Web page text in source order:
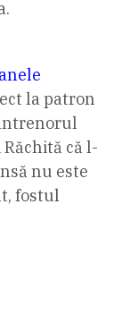
la patron
că l-
nu este
fostul